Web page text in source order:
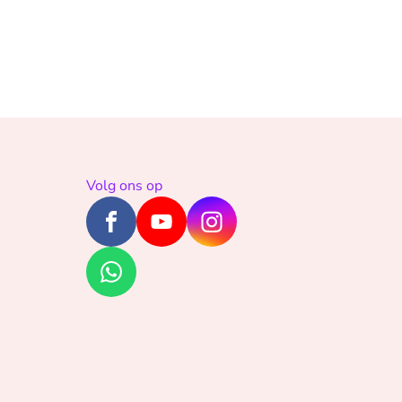
Volg ons op